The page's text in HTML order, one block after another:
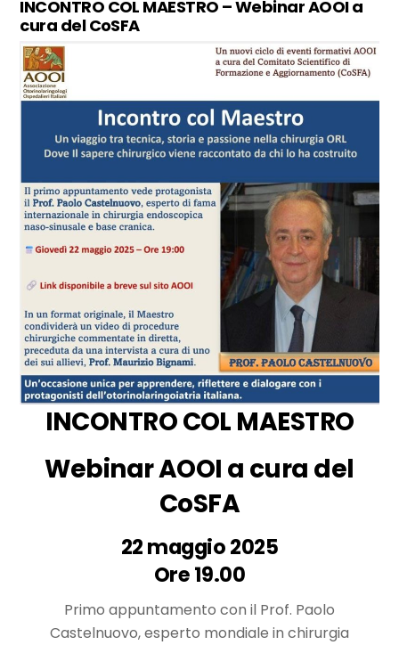
INCONTRO COL MAESTRO – Webinar AOOI a
cura del CoSFA
INCONTRO COL MAESTRO
Webinar AOOI a cura del
CoSFA
22 maggio 2025
Ore 19.00
Primo appuntamento con il Prof. Paolo
Castelnuovo, esperto mondiale in chirurgia